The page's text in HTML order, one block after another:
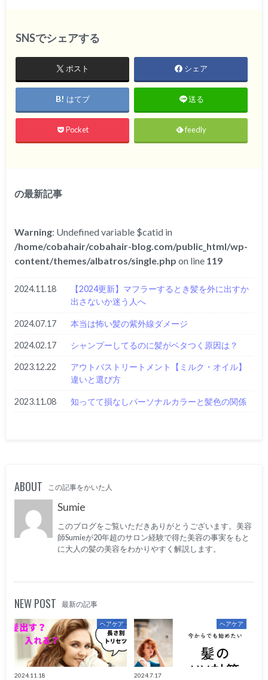
SNSでシェアする
ポスト シェア
はてブ 送る
Pocket feedly
の最新記事
Warning: Undefined variable $catid in
/home/cobahair/cobahair-blog.com/public_html/wp-
content/themes/albatros/single.php on line 119
2024.11.18
【2024更新】マフラーするとき髪を外に出すか
出さないか迷う人へ
2024.07.17 本当は怖い髪の紫外線ダメージ
2024.02.17 シャンプーしてるのに髪がベタつく原因は？
2023.12.22
アウトバストリートメント【ミルク・オイル】
違いと選び方
2023.11.08 知ってて損なしパーソナルカラーと髪色の関係
ABOUT この記事をかいた人
Sumie
このブログをご覧いただきありがとうございます。美容
師Sumieが20年超のサロン経験で得た美容の事実をもと
に大人の髪の美容をわかりやすく解説します。
NEW POST 最新の記事
ヘアケア
2024.11.18
ヘアケア
2024.7.17